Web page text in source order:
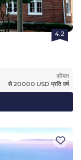
4.2
कीमत
से 20000 USD प्रति वर्ष